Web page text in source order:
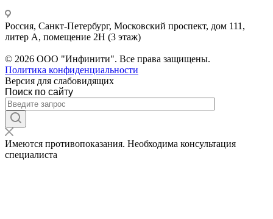
Россия, Санкт-Петербург, Московский проспект, дом 111,
литер А, помещение 2Н (3 этаж)
© 2026 ООО "Инфинити". Все права защищены.
Политика конфиденциальности
Версия для слабовидящих
Поиск по сайту
Имеются противопоказания. Необходима консультация
специалиста